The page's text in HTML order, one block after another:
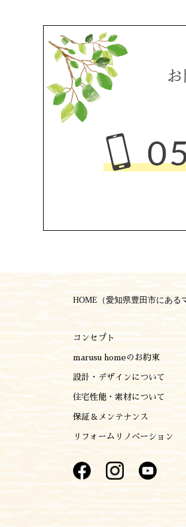
2025年11月
2025年10月
2025年9月
2025年7月
2024年12月
2024年10月
2024年9月
HOME（愛知県豊田市にある
コンセプト
marusu homeのお約束
設計・デザインについて
住宅性能・素材について
保証＆メンテナンス
リフォームリノベーション